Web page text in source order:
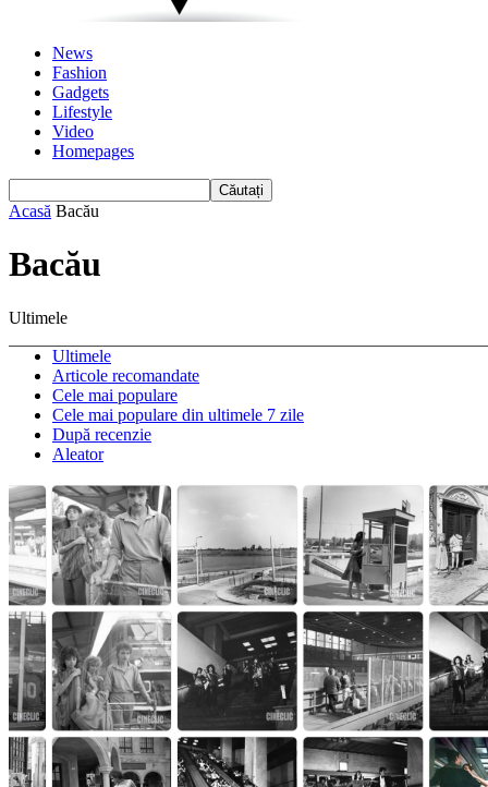
News
Fashion
Gadgets
Lifestyle
Video
Homepages
Acasă Bacău
Bacău
Ultimele
Ultimele
Articole recomandate
Cele mai populare
Cele mai populare din ultimele 7 zile
După recenzie
Aleator